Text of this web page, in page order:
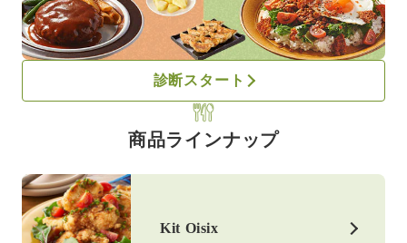
診断スタート
商品ラインナップ
Kit Oisix